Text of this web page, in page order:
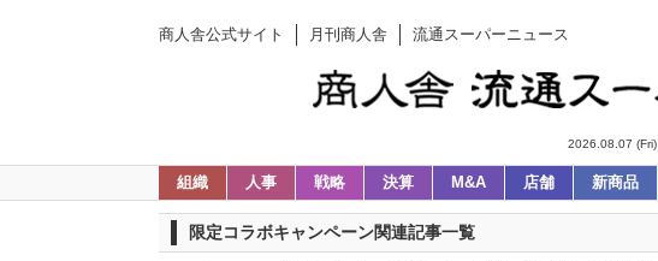
商人舎公式サイト 月刊商人舎 流通スーパーニュース
2026.08.07 (Fri)
組織 人事 戦略 決算 M&A 店舗 新商品
限定コラボキャンペーン関連記事一覧